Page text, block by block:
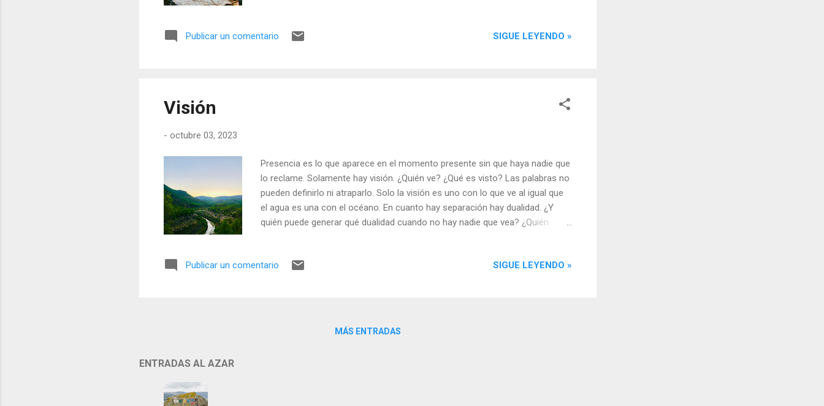
Publicar un comentario SIGUE LEYENDO »
Visión
- octubre 03, 2023
Presencia es lo que aparece en el momento presente sin que haya nadie que
lo reclame. Solamente hay visión. ¿Quién ve? ¿Qué es visto? Las palabras no
pueden definirlo ni atraparlo. Solo la visión es uno con lo que ve al igual que
el agua es una con el océano. En cuanto hay separación hay dualidad. ¿Y
quién puede generar qué dualidad cuando no hay nadie que vea? ¿Quién
nadie vio.
Publicar un comentario SIGUE LEYENDO »
MÁS ENTRADAS
ENTRADAS AL AZAR